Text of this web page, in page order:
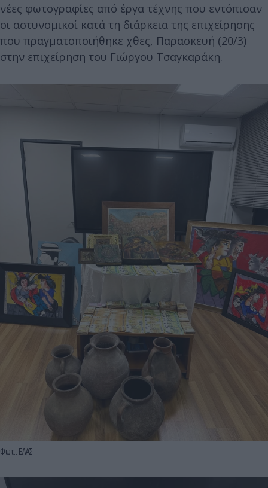
νέες φωτογραφίες από έργα τέχνης που εντόπισαν
οι αστυνομικοί κατά τη διάρκεια της επιχείρησης
που πραγματοποιήθηκε χθες, Παρασκευή (20/3)
στην επιχείρηση του Γιώργου Τσαγκαράκη.
Φωτ.: ΕΛΑΣ